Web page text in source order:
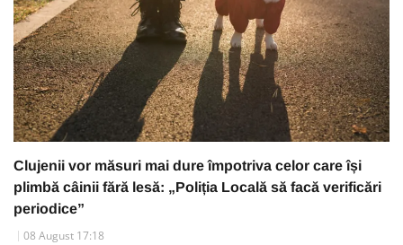
Clujenii vor măsuri mai dure împotriva celor care își
plimbă câinii fără lesă: „Poliția Locală să facă verificări
periodice”
08 August 17:18